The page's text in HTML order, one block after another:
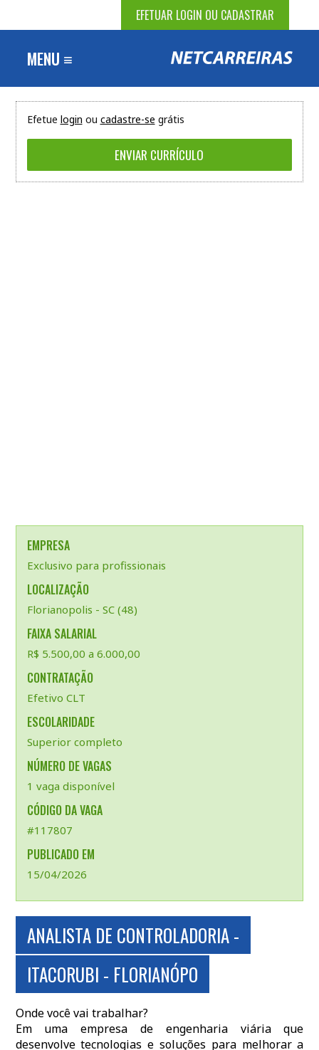
EFETUAR LOGIN OU CADASTRAR
MENU ≡
Efetue login ou cadastre-se grátis
EMPRESA
Exclusivo para profissionais
LOCALIZAÇÃO
Florianopolis - SC (48)
FAIXA SALARIAL
R$ 5.500,00 a 6.000,00
CONTRATAÇÃO
Efetivo CLT
ESCOLARIDADE
Superior completo
NÚMERO DE VAGAS
1 vaga disponível
CÓDIGO DA VAGA
#117807
PUBLICADO EM
15/04/2026
ANALISTA DE CONTROLADORIA -
ITACORUBI - FLORIANÓPO
Onde você vai trabalhar?
Em uma empresa de engenharia viária que
desenvolve tecnologias e soluções para melhorar a